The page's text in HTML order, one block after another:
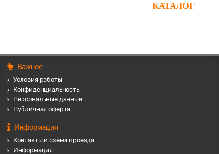
КАТАЛОГ
Важное
Условия работы
Конфиденциальность
Персональные данные
Публичная оферта
Информация
Контакты и схема проезда
Информация